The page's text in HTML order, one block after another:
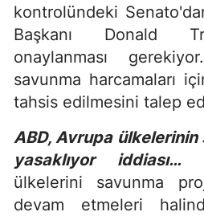
kontrolündeki
Başkanı Donald
onaylanması
savunma harcamaları
tahsis edilmesini talep
ABD, Avrupa
yasaklıyor iddiası…
ülkelerini savunma
devam etmeleri